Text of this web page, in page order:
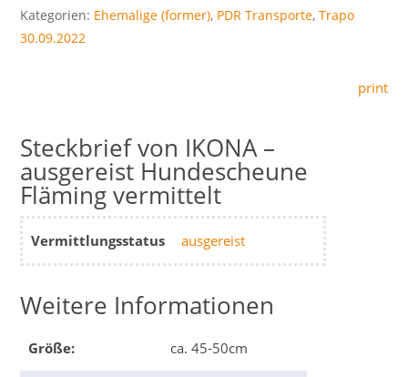
Kategorien: Ehemalige (former), PDR Transporte,Trapo
30.09.2022
print
IKONA –
ausgereist Hundescheune
Fläming vermittelt
Vermittlungsstatus ausgereist
Weitere Informationen
Größe: ca. 45-50cm